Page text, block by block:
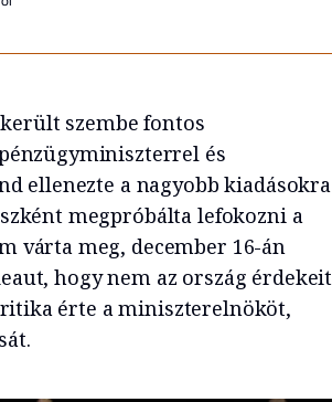
szembe fontos
és
ellenezte a nagyobb kiadásokra
megpróbálta lefokozni a
várta meg, december 16-án
hogy nem az ország érdekeit
érte a miniszterelnököt,